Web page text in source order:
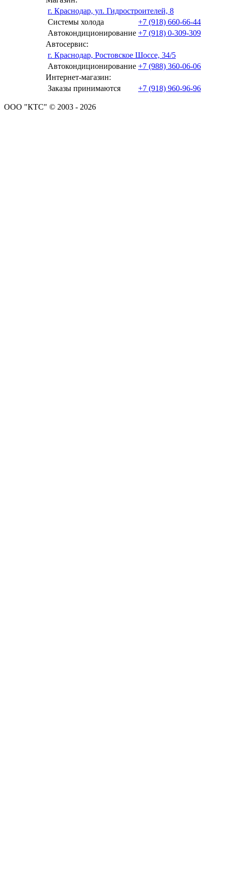
г. Краснодар, ул. Гидростроителей, 8
Системы холода
+7 (918) 660-66-44
Автокондиционирование +7 (918) 0-309-309
Автосервис:
г. Краснодар, Ростовское Шоссе, 34/5
Автокондиционирование +7 (988) 360-06-06
Интернет-магазин:
Заказы принимаются
+7 (918) 960-96-96
ООО "КТС" © 2003 - 2026